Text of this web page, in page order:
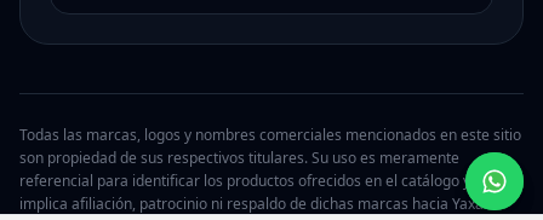
Todas las marcas, logos y nombres comerciales mencionados en este sitio
son propiedad de sus respectivos titulares. Su uso es meramente
referencial para identificar los productos ofrecidos en el catálogo y no
implica afiliación, patrocinio ni respaldo de dichas marcas hacia Yaxa.